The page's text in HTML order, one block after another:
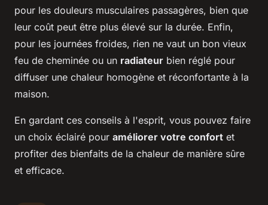
pour les douleurs musculaires passagères, bien que
leur coût peut être plus élevé sur la durée. Enfin,
pour les journées froides, rien ne vaut un bon vieux
feu de cheminée ou un radiateur bien réglé pour
diffuser une chaleur homogène et réconfortante à la
maison.
En gardant ces conseils à l'esprit, vous pouvez faire
un choix éclairé pour améliorer votre confort et
profiter des bienfaits de la chaleur de manière sûre
et efficace.